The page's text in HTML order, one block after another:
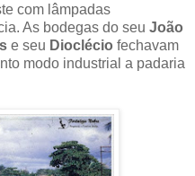
com lâmpadas
As bodegas do seu João
e seu Dioclécio fechavam
modo industrial a padaria